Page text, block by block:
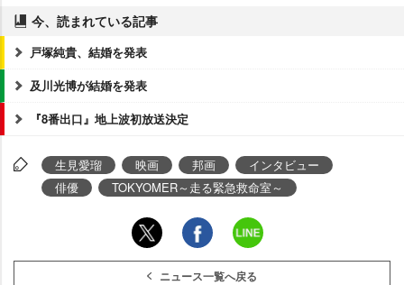
今、読まれている記事
戸塚純貴、結婚を発表
及川光博が結婚を発表
『8番出口』地上波初放送決定
生見愛瑠 映画 邦画
インタビュー
俳優
TOKYOMER～走る緊急救命室～
ニュース一覧へ戻る